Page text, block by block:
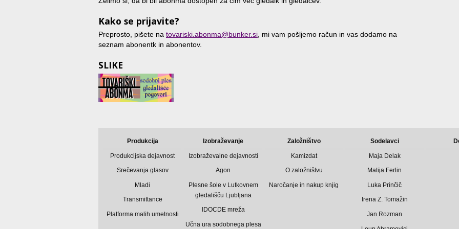
Kako se prijavite?
Preprosto, pišete na tovariski.abonma@bunker.si, mi vam pošljemo račun in vas dodamo na
seznam abonentk in abonentov.
SLIKE
Produkcija
Produkcijska dejavnost
Srečevanja glasov
Mladi
Transmittance
Platforma malih umetnosti
Izobraževanje
Izobraževalne dejavnosti
Agon
Plesne šole v Lutkovnem
gledališču Ljubljana
IDOCDE mreža
Učna ura sodobnega plesa
Založništvo
Kamizdat
O založništvu
Naročanje in nakup knjig
Sodelavci
Maja Delak
Matija Ferlin
Luka Prinčič
Irena Z. Tomažin
Jan Rozman